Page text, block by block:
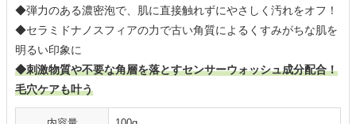
◆弾力のある濃密泡で、肌に直接触れずにやさしく汚れをオフ！
◆セラミドナノスフィアの力で古い角質によるくすみがちな肌を
明るい印象に
◆刺激物質や不要な角層を落とすセンサーウォッシュ成分配合！
毛穴ケアも叶う